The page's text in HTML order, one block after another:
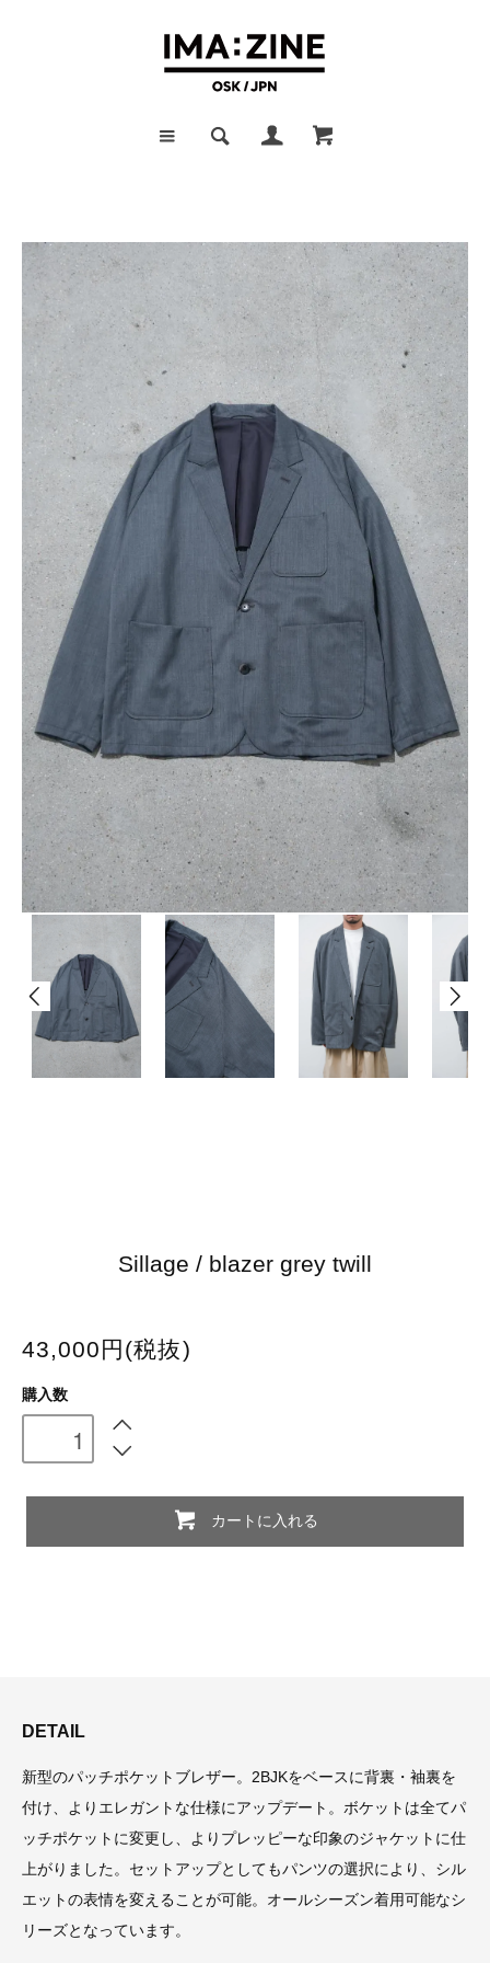
Sillage / blazer grey twill
43,000円(税抜)
購入数
カートに入れる
DETAIL
新型のパッチポケットブレザー。2BJKをベースに背裏・袖裏を
付け、よりエレガントな仕様にアップデート。ボケットは全てパ
ッチポケットに変更し、よりプレッピーな印象のジャケットに仕
上がりました。セットアップとしてもパンツの選択により、シル
エットの表情を変えることが可能。オールシーズン着用可能なシ
リーズとなっています。